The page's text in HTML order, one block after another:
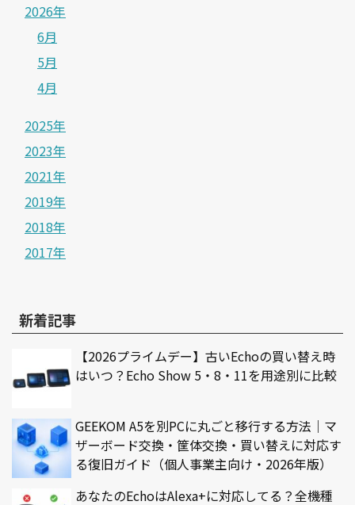
2026年
6月
5月
4月
2025年
2023年
2021年
2019年
2018年
2017年
新着記事
【2026プライムデー】古いEchoの買い替え時
はいつ？Echo Show 5・8・11を用途別に比較
GEEKOM A5を別PCに丸ごと移行する方法｜マ
ザーボード交換・筐体交換・買い替えに対応す
る復旧ガイド（個人事業主向け・2026年版）
あなたのEchoはAlexa+に対応してる？全機種